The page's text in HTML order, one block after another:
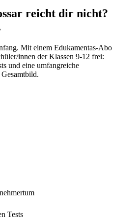
reicht dir nicht?
Mit einem Edukamentas-Abo
innen der Klassen 9-12 frei:
und eine umfangreiche
Tests